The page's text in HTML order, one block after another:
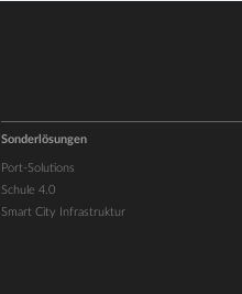
Sonderlösungen
Port-Solutions
Schule 4.0
Smart City Infrastruktur